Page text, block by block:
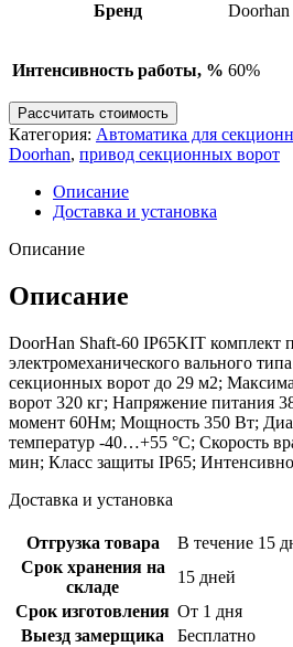
Бренд Doorhan
Интенсивность работы, % 60%
Рассчитать стоимость
Категория: Автоматика для
Doorhan, привод секционных ворот
Описание
Доставка и установка
Описание
Описание
DoorHan Shaft-60 IP65KIT комплект
электромеханического вaльного
секционных ворот до 29 м2;
ворот 320 кг; Напряжение питания
момент 60Нм; Мощность 350 Вт;
температур -40…+55 °С; Скорость
мин; Класс защиты IP65;
Доставка и установка
Отгрузка товара
В течение 15
Срок хранения на
складе
15 дней
Срок изготовления От 1 дня
Выезд замерщика
Бесплатно